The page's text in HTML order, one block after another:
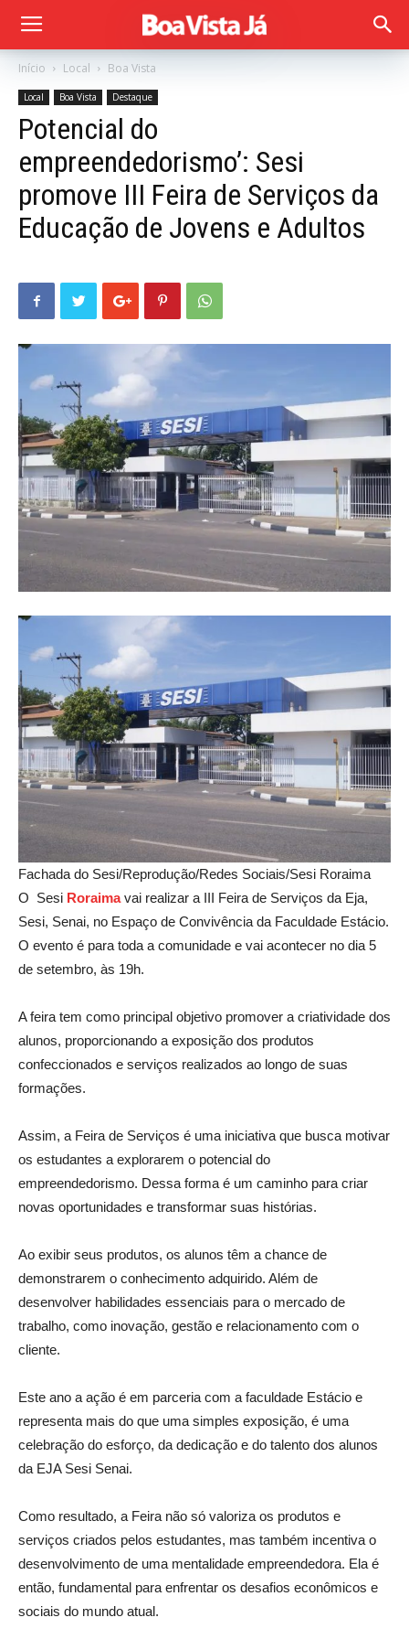
Início Local Boa Vista
Local Boa Vista Destaque
Potencial do
empreendedorismo’: Sesi
promove III Feira de Serviços da
Educação de Jovens e Adultos
Fachada do Sesi/Reprodução/Redes Sociais/Sesi Roraima
O Sesi Roraimavai realizar a III Feira de Serviços da Eja,
Sesi, Senai, no Espaço de Convivência da Faculdade Estácio.
O evento é para toda a comunidade e vai acontecer no dia 5
de setembro, às 19h.
A feira tem como principal objetivo promover a criatividade dos
alunos, proporcionando a exposição dos produtos
confeccionados e serviços realizados ao longo de suas
formações.
Assim, a Feira de Serviços é uma iniciativa que busca motivar
os estudantes a explorarem o potencial do
empreendedorismo. Dessa forma é um caminho para criar
novas oportunidades e transformar suas histórias.
Ao exibir seus produtos, os alunos têm a chance de
demonstrarem o conhecimento adquirido. Além de
desenvolver habilidades essenciais para o mercado de
trabalho, como inovação, gestão e relacionamento com o
cliente.
Este ano a ação é em parceria com a faculdade Estácio e
representa mais do que uma simples exposição, é uma
celebração do esforço, da dedicação e do talento dos alunos
da EJA Sesi Senai.
Como resultado, a Feira não só valoriza os produtos e
serviços criados pelos estudantes, mas também incentiva o
desenvolvimento de uma mentalidade empreendedora. Ela é
então, fundamental para enfrentar os desafios econômicos e
sociais do mundo atual.